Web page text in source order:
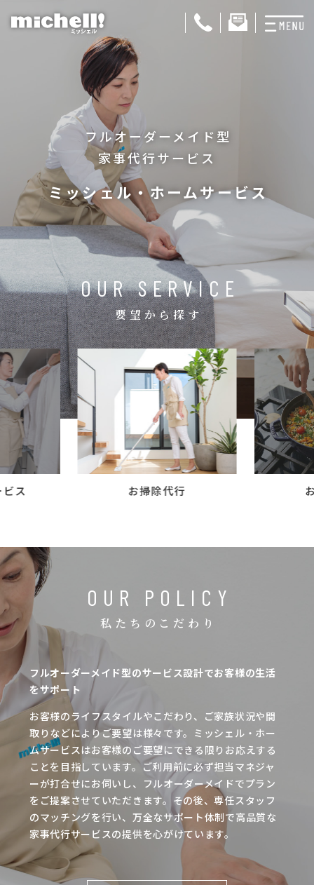
お料理代行
おためしサービス
サービス一覧
ご契約者さま限定サ
会社紹介
コラム
ご案内
お知らせ
家事スタッフ募集
働く仲間インタビュー
フルオーダーメイド型
家事代行サービス
ミッシェル・ホームサービス
OUR SERVICE
要望から探す
ス お掃除代行
OUR POLICY
私たちのこだわり
フルオーダーメイド型のサービス設計でお客様の生活
をサポート
お客様のライフスタイルやこだわり、ご家族状況や間
取りなどによりご要望は様々です。ミッシェル・ホー
ムサービスはお客様のご要望にできる限りお応えする
ことを目指しています。ご利用前に必ず担当マネジャ
ーが打合せにお伺いし、フルオーダーメイドでプラン
をご提案させていただきます。その後、専任スタッフ
のマッチングを行い、万全なサポート体制で高品質な
家事代行サービスの提供を心がけています。